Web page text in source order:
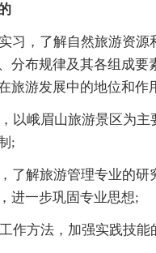
，了解自然旅游资源
分布规律及其各组成要
旅游发展中的地位和作
峨眉山旅游景区为主
;
解旅游管理专业的研
进一步巩固专业思想;
方法，加强实践技能